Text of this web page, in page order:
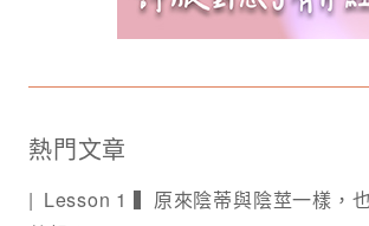
熱門文章
Lesson 1 ▍原來陰蒂與陰莖一樣，